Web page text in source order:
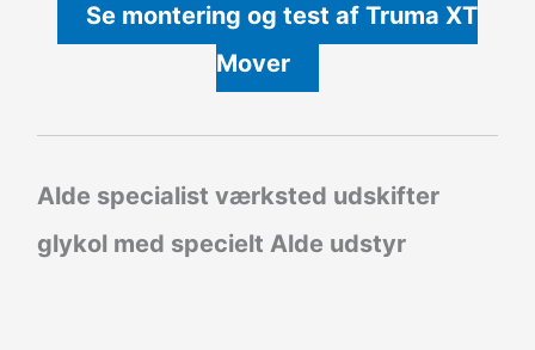
Se montering og test af Truma XT
Mover
Alde specialist værksted udskifter
glykol med specielt Alde udstyr